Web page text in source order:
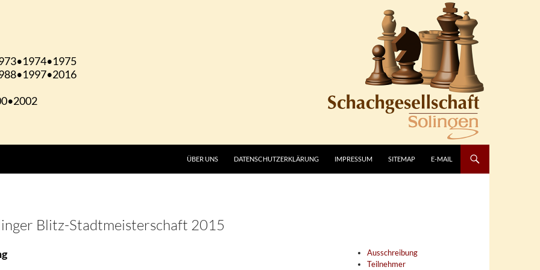
ÜBER UNS DATENSCHUTZERKLÄRUNG IMPRESSUM SITEMAP E-MAIL
Blitz-Stadtmeisterschaft 2015
Ausschreibung
Teilnehmer